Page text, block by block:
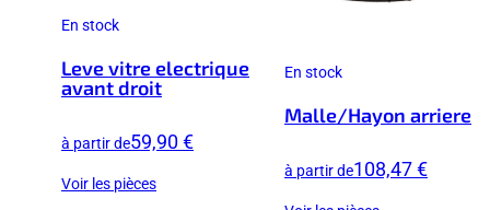
En stock
Leve vitre electrique
avant droit
à partir de59,90 €
Voir les pièces
En stock
Malle/Hayon arriere
à partir de108,47 €